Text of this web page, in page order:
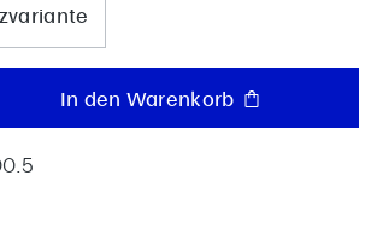
den gewünschten
In den Warenkorb